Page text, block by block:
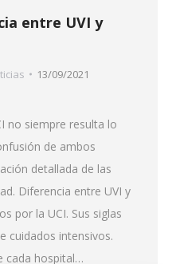
entre UVI y
13/09/2021
no siempre resulta lo
de ambos
detallada de las
Diferencia entre UVI y
por la UCI. Sus siglas
cuidados intensivos.
cada hospital…